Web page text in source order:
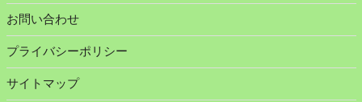
お問い合わせ
プライバシーポリシー
サイトマップ